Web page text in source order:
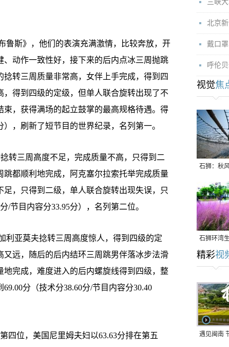
斯》，他们的表演充满激情，比较奔放，开
动作一致性好，接下来的后内点冰三周抛跳
转三周质量非常高，女伴上手完成，得到四
得到四级的定级，但单人联合旋转出现了不
，获得满场的起立鼓掌的最高规格待遇。得
），刷新了短节目的世界纪录，名列第一。
三周高度不足，完成质量不高，只得到二
都顺利地完成，阿克塞尔拉索托举完成质量
，只得到二级，单人联合旋转出现失误，只
/节目内容分33.95分），名列第二位。
亚莫夫捻转三周高度惊人，得到四级的定
远，随后的后内结环三周跳男伴落冰步法滑
完成，难度进入的后内螺旋线得到四级，整
分（技术分38.60分/节目内容分30.40
位，美国尼里姆夫妇以63.63分排在第五
三峡
北京
戴口
呼伦
视觉焦
石狮：秋
石狮环湾
乱子草盛
精彩视
遇见闽南